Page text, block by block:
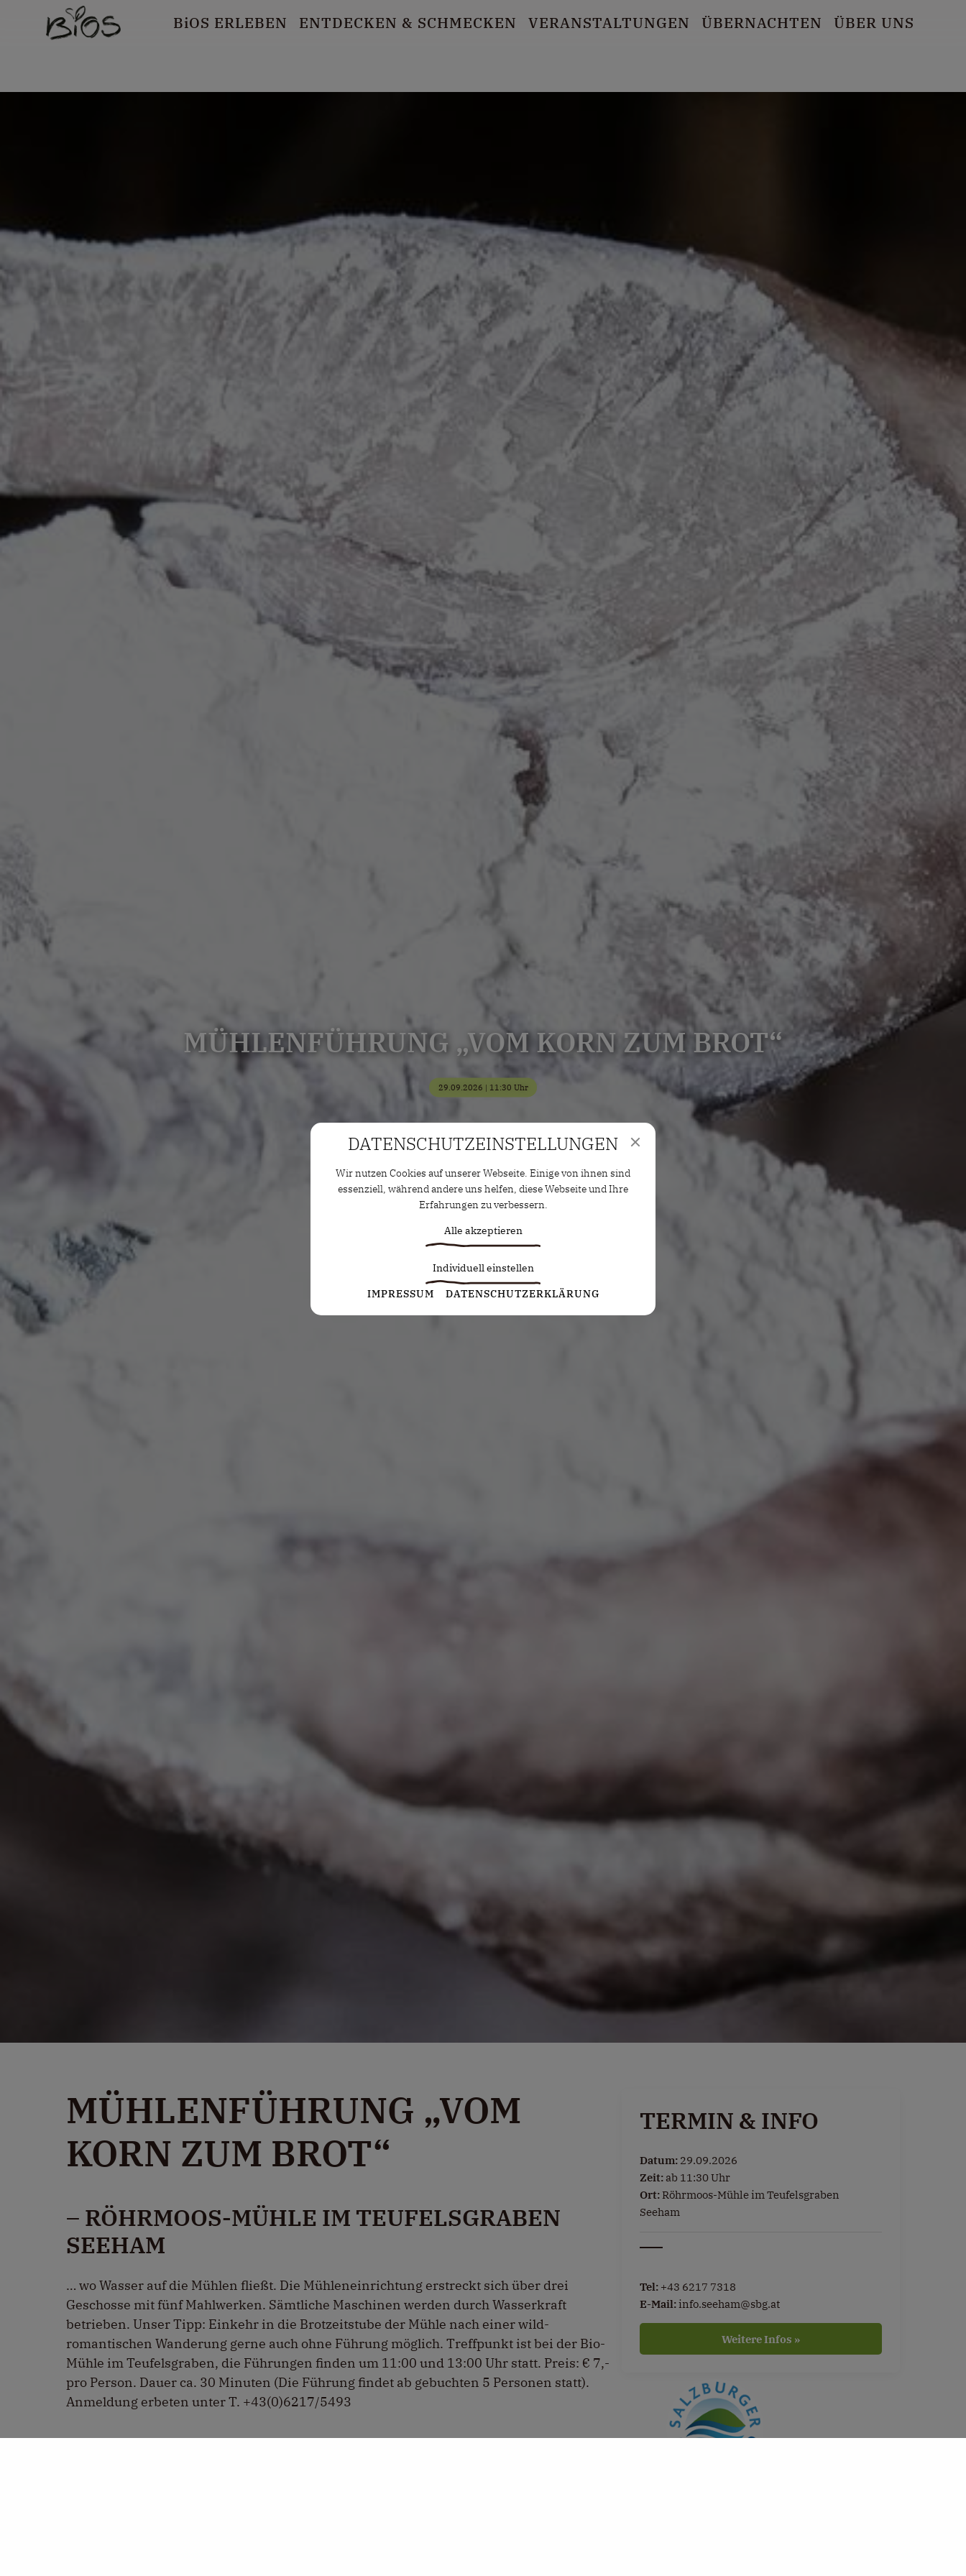
BiOS ERLEBEN ENTDECKEN & SCHMECKEN VERANSTALTUNGEN ÜBERNACHTEN ÜBER UNS
MÜHLENFÜHRUNG „VOM KORN ZUM BROT“
29.09.2026 | 11:30 Uhr
MÜHLENFÜHRUNG „VOM
KORN ZUM BROT“
– RÖHRMOOS-MÜHLE IM TEUFELSGRABEN
SEEHAM
… wo Wasser auf die Mühlen fließt. Die Mühleneinrichtung erstreckt sich über drei
Geschosse mit fünf Mahlwerken. Sämtliche Maschinen werden durch Wasserkraft
betrieben. Unser Tipp: Einkehr in die Brotzeitstube der Mühle nach einer wild-
romantischen Wanderung gerne auch ohne Führung möglich. Treffpunkt ist bei der Bio-
Mühle im Teufelsgraben, die Führungen finden um 11:00 und 13:00 Uhr statt. Preis: € 7,-
pro Person. Dauer ca. 30 Minuten (Die Führung findet ab gebuchten 5 Personen statt).
Anmeldung erbeten unter T. +43(0)6217/5493
TERMIN & INFO
Datum: 29.09.2026
Zeit: ab 11:30 Uhr
Ort: Röhrmoos-Mühle im Teufelsgraben
Seeham
Tel: +43 6217 7318
E-Mail:info.seeham@sbg.at
Weitere Infos »
DATENSCHUTZ­EINSTELLUNGEN
Wir nutzen Cookies auf unserer Webseite. Einige von ihnen sind
essenziell, während andere uns helfen, diese Webseite und Ihre
Erfahrungen zu verbessern.
Alle akzeptieren
Individuell einstellen
Statistiken
Diese Cookies erfassen anonyme Statistiken. Diese
IMPRESSUM DATENSCHUTZERKLÄRUNG